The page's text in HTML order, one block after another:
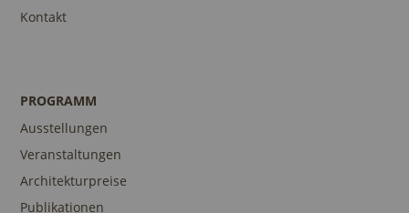
Kontakt
PROGRAMM
Ausstellungen
Veranstaltungen
Architekturpreise
Publikationen